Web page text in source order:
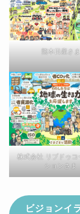
熊本日産さま
株式会社 リブドゥコ
ションさま
ビジョンイ